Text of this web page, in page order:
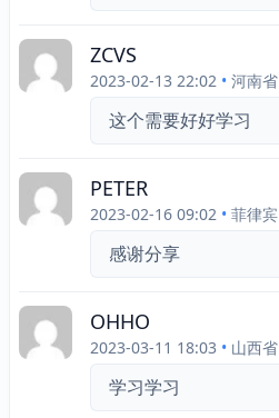
ZCVS
2023-02-13 22:02 • 河南省
这个需要好好学习
PETER
2023-02-16 09:02 • 菲律宾
感谢分享
OHHO
2023-03-11 18:03 • 山西省
学习学习